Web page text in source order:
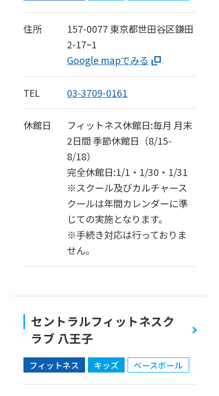
住所 157-0077 東京都世田谷区鎌田
2-17ｰ1
Google mapでみる
TEL 03-3709-0161
休館日
フィットネス休館日:毎月 月末
2日間 季節休館日（8/15-
8/18）
完全休館日:1/1・1/30・1/31
※スクール及びカルチャース
クールは年間カレンダーに準
じての実施となります。
※手続き対応は行っておりま
せん。
セントラルフィットネスク
ラブ 八王子
フィットネス キッズ ベースボール
foreigners
Sports
website
automatically
translated
into
English.
Click
the
link
below
(start
to
page.
However,